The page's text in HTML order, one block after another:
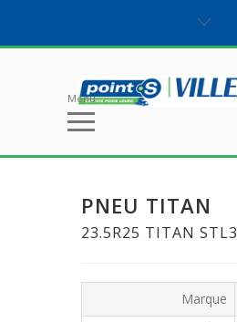
Menu
PNEU TITAN
23.5R25 TITAN STL3
Marque